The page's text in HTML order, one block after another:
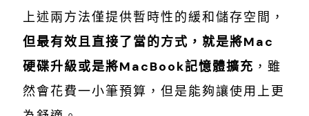
上述兩方法僅提供暫時性的緩和儲存空間，
但最有效且直接了當的方式，就是將Mac
硬碟升級或是將MacBook記憶體擴充 ，雖
然會花費一小筆預算，但是能夠讓使用上更